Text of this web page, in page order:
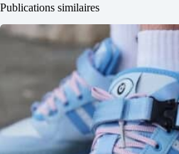
Publications similaires